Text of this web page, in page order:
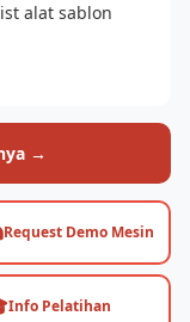
alat sablon
→
Request Demo Mesin
Info Pelatihan